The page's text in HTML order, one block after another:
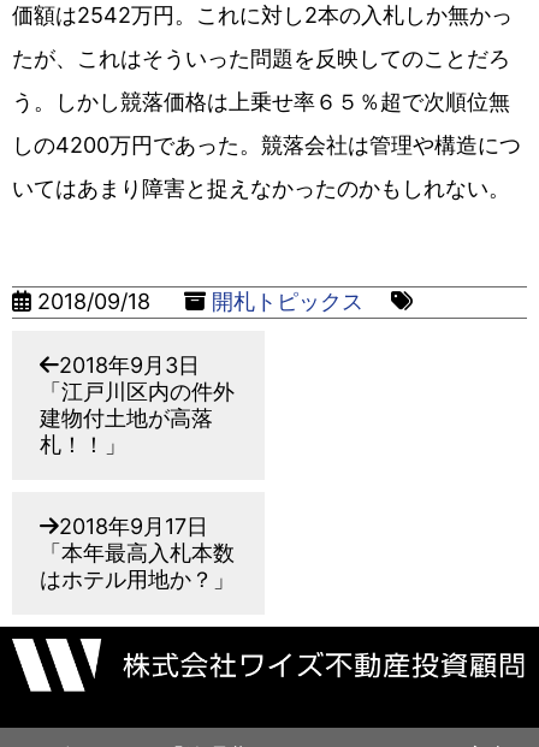
価額は2542万円。これに対し2本の入札しか無かっ
たが、これはそういった問題を反映してのことだろ
う。しかし競落価格は上乗せ率６５％超で次順位無
しの4200万円であった。競落会社は管理や構造につ
いてはあまり障害と捉えなかったのかもしれない。
2018/09/18 開札トピックス
2018年9月3日
「江戸川区内の件外
建物付土地が高落
札！！」
2018年9月17日
「本年最高入札本数
はホテル用地か？」